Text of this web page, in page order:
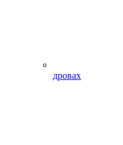
дровах